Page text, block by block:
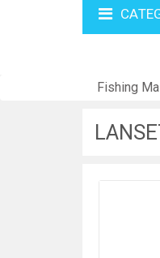
Fishing